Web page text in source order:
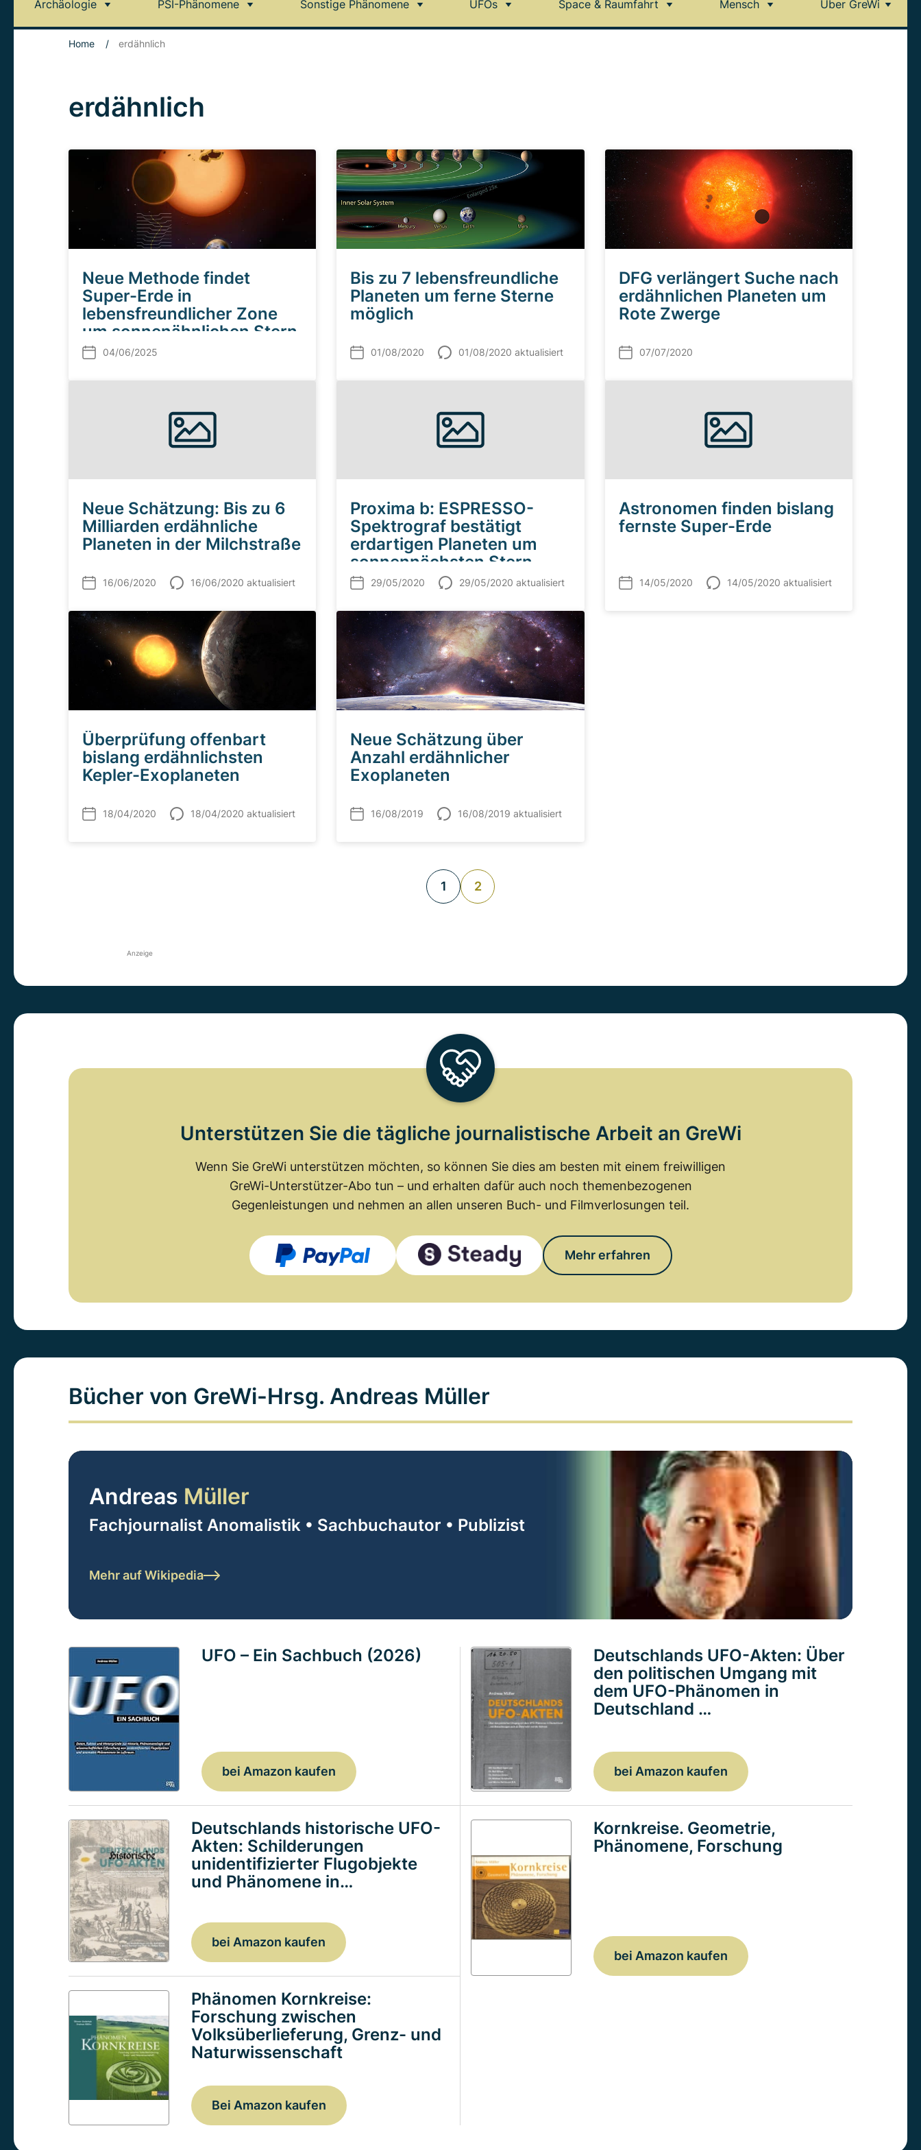
Archäologie PSI-Phänomene Sonstige Phänomene UFOs Space & Raumfahrt Mensch Über GreWi
Home / erdähnlich
erdähnlich
Neue Methode findet
Super-Erde in
lebensfreundlicher Zone
um sonnenähnlichen Stern
04/06/2025
Bis zu 7 lebensfreundliche
Planeten um ferne Sterne
möglich
01/08/2020 01/08/2020 aktualisiert
DFG verlängert Suche nach
erdähnlichen Planeten um
Rote Zwerge
07/07/2020
Neue Schätzung: Bis zu 6
Milliarden erdähnliche
Planeten in der Milchstraße
16/06/2020 16/06/2020 aktualisiert
Proxima b: ESPRESSO-
Spektrograf bestätigt
erdartigen Planeten um
sonnennächsten Stern
29/05/2020 29/05/2020 aktualisiert
Astronomen finden bislang
fernste Super-Erde
14/05/2020 14/05/2020 aktualisiert
Überprüfung offenbart
bislang erdähnlichsten
Kepler-Exoplaneten
18/04/2020 18/04/2020 aktualisiert
Neue Schätzung über
Anzahl erdähnlicher
Exoplaneten
16/08/2019 16/08/2019 aktualisiert
1 2
Anzeige
Unterstützen Sie die tägliche journalistische Arbeit an GreWi
Wenn Sie GreWi unterstützen möchten, so können Sie dies am besten mit einem freiwilligen
GreWi-Unterstützer-Abo tun – und erhalten dafür auch noch themenbezogenen
Gegenleistungen und nehmen an allen unseren Buch- und Filmverlosungen teil.
Mehr erfahren
Bücher von GreWi-Hrsg. Andreas Müller
Andreas Müller
Fachjournalist Anomalistik • Sachbuchautor • Publizist
Mehr auf Wikipedia
UFO – Ein Sachbuch (2026)
bei Amazon kaufen
Deutschlands UFO-Akten: Über
den politischen Umgang mit
dem UFO-Phänomen in
Deutschland …
bei Amazon kaufen
Deutschlands historische UFO-
Akten: Schilderungen
unidentifizierter Flugobjekte
und Phänomene in…
bei Amazon kaufen
Kornkreise. Geometrie,
Phänomene, Forschung
bei Amazon kaufen
Phänomen Kornkreise:
Forschung zwischen
Volksüberlieferung, Grenz- und
Naturwissenschaft
Bei Amazon kaufen